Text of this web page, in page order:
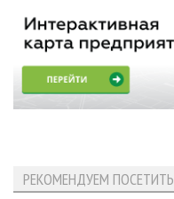
РЕКОМЕНДУЕМ ПОСЕТИТЬ